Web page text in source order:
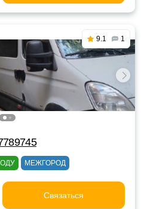
9.1 1
МЕЖГОРОД
Связаться